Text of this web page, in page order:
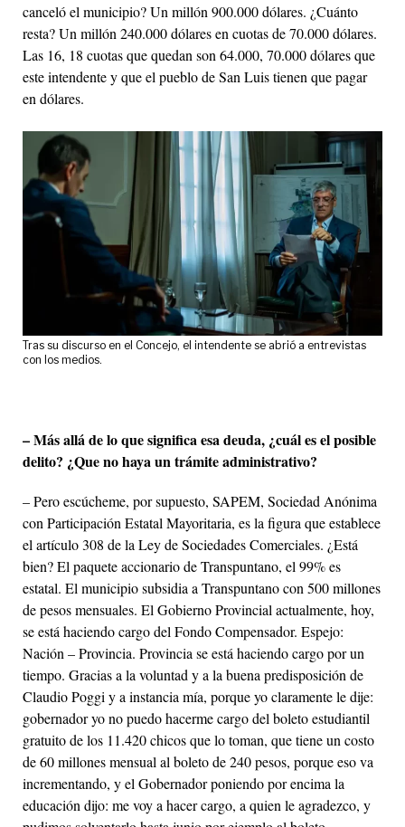
canceló el municipio? Un millón 900.000 dólares. ¿Cuánto
resta? Un millón 240.000 dólares en cuotas de 70.000 dólares.
Las 16, 18 cuotas que quedan son 64.000, 70.000 dólares que
este intendente y que el pueblo de San Luis tienen que pagar
en dólares.
Tras su discurso en el Concejo, el intendente se abrió a entrevistas
con los medios.
– Más allá de lo que significa esa deuda, ¿cuál es el posible
delito? ¿Que no haya un trámite administrativo?
– Pero escúcheme, por supuesto, SAPEM, Sociedad Anónima
con Participación Estatal Mayoritaria, es la figura que establece
el artículo 308 de la Ley de Sociedades Comerciales. ¿Está
bien? El paquete accionario de Transpuntano, el 99% es
estatal. El municipio subsidia a Transpuntano con 500 millones
de pesos mensuales. El Gobierno Provincial actualmente, hoy,
se está haciendo cargo del Fondo Compensador. Espejo:
Nación – Provincia. Provincia se está haciendo cargo por un
tiempo. Gracias a la voluntad y a la buena predisposición de
Claudio Poggi y a instancia mía, porque yo claramente le dije:
gobernador yo no puedo hacerme cargo del boleto estudiantil
gratuito de los 11.420 chicos que lo toman, que tiene un costo
de 60 millones mensual al boleto de 240 pesos, porque eso va
incrementando, y el Gobernador poniendo por encima la
educación dijo: me voy a hacer cargo, a quien le agradezco, y